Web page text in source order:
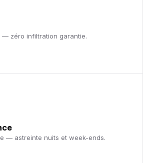
— zéro infiltration garantie.
— astreinte nuits et week-ends.